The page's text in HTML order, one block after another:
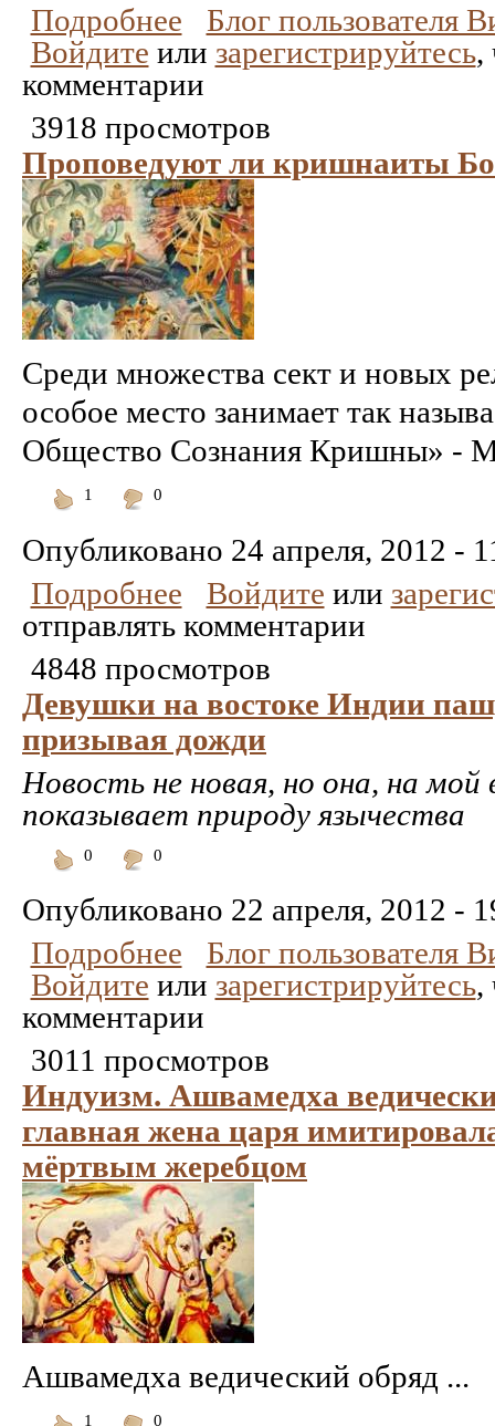
Подробнее
Блог пользователя
Войдите или зарегистрируйтесь,
комментарии
3918 просмотров
Проповедуют ли кришнаиты
Среди множества сект и новых
особое место занимает так
Общество Сознания Кришны»
1
0
Опубликовано 24 апреля, 2012 -
Подробнее
Войдите или
отправлять комментарии
4848 просмотров
Девушки на востоке Индии
призывая дожди
Новость не новая, но она, на мой
показывает природу язычества
0
0
Опубликовано 22 апреля, 2012 -
Подробнее
Блог пользователя
Войдите или зарегистрируйтесь,
комментарии
3011 просмотров
Индуизм. Ашвамедха
главная жена царя
мёртвым жеребцом
Ашвамедха ведический обряд ...
1 0